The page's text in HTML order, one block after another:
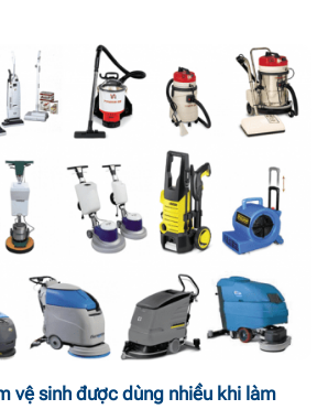
vệ sinh được dùng nhiều khi làm